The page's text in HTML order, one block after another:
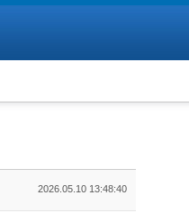
2026.05.10 13:48:40